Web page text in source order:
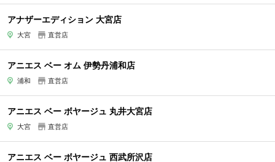
アナザーエディション 大宮店
大宮 直営店
アニエス ベー オム 伊勢丹浦和店
浦和 直営店
アニエス ベー ボヤージュ 丸井大宮店
大宮 直営店
アニエス ベー ボヤージュ 西武所沢店